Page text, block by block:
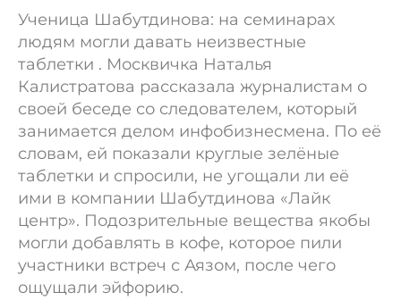
Ученица Шабутдинова: на семинарах
людям могли давать неизвестные
таблетки . Москвичка Наталья
Калистратова рассказала журналистам о
своей беседе со следователем, который
занимается делом инфобизнесмена. По её
словам, ей показали круглые зелёные
таблетки и спросили, не угощали ли её
ими в компании Шабутдинова «Лайк
центр». Подозрительные вещества якобы
могли добавлять в кофе, которое пили
участники встреч с Аязом, после чего
ощущали эйфорию.